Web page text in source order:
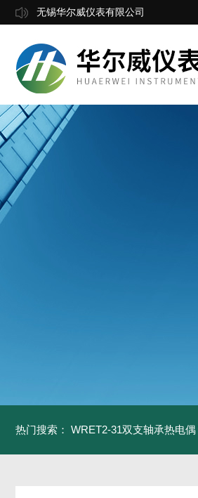
无锡华尔威仪表有限公司
热门搜索： WRET2-31双支轴承热电偶